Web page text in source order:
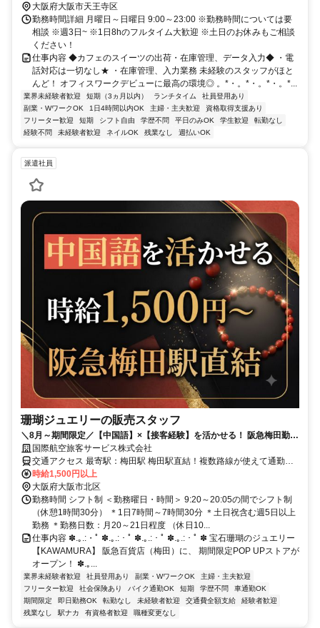
大阪府大阪市天王寺区
勤務時間詳細 月曜日～日曜日 9:00～23:00 ※勤務時間については要
相談 ※週3日~ ※1日8hのフルタイム大歓迎 ※土日のお休みもご相談
ください！
仕事内容 ◆カフェのスイーツの出荷・在庫管理、データ入力◆ ・電
話対応は一切なし★ ・在庫管理、入力業務 未経験のスタッフがほと
んど！ オフィスワークデビューに最高の環境◎ 。*・。*・。*・。*...
業界未経験者歓迎 短期（3ヵ月以内） ランチタイム
社員登用あり
副業・WワークOK
1日4時間以内OK 主婦・主夫歓迎
資格取得支援あり
フリーター歓迎
短期 シフト自由 学歴不問 平日のみOK 学生歓迎
転勤なし
経験不問
未経験者歓迎 ネイルOK 残業なし 週払いOK
派遣社員
珊瑚ジュエリーの販売スタッフ
＼8月～期間限定／【中国語】×【接客経験】を活かせる！ 阪急梅田勤務
│高級ジュエリーのPOP UPストアで接客販売│時給1500円～
国際航空旅客サービス株式会社
交通アクセス 最寄駅：梅田駅 梅田駅直結！複数路線が使えて通勤ラ
クラク◎ 大阪メトロ御堂筋線「梅田駅」：徒歩約2分 阪急「大阪梅田
駅」：徒歩約3分 阪神「大阪梅田駅」：徒歩約3分 JR「大阪駅」：徒
歩約4分 大阪メトロ谷町線「東梅田駅」：徒歩約2分 大阪メトロ四つ
橋線「西梅田駅」：徒歩約6分 ＊駅チカなので、仕事帰りのお買い物
や食事にも便利です。
時給1,500円以上
大阪府大阪市北区
勤務時間 シフト制 ＜勤務曜日・時間＞ 9:20～20:05の間でシフト制
（休憩1時間30分） ＊1日7時間～7時間30分 ＊土日祝含む週5日以上
勤務 ＊勤務日数：月20～21日程度 （休日10...
仕事内容 ✽.｡.:・ﾟ ✽.｡.:・ﾟ ✽.｡.:・ﾟ ✽.｡.:・ﾟ ✽ 宝石珊瑚のジュエリー
【KAWAMURA】 阪急百貨店（梅田）に、 期間限定POP UPストアが
オープン！ ✽.｡...
業界未経験者歓迎 社員登用あり 副業・WワークOK
主婦・主夫歓迎
フリーター歓迎
社会保険あり バイク通勤OK 短期 学歴不問
車通勤OK
期間限定
即日勤務OK 転勤なし 未経験者歓迎 交通費全額支給
経験者歓迎
残業なし
駅ナカ 有資格者歓迎 職種変更なし